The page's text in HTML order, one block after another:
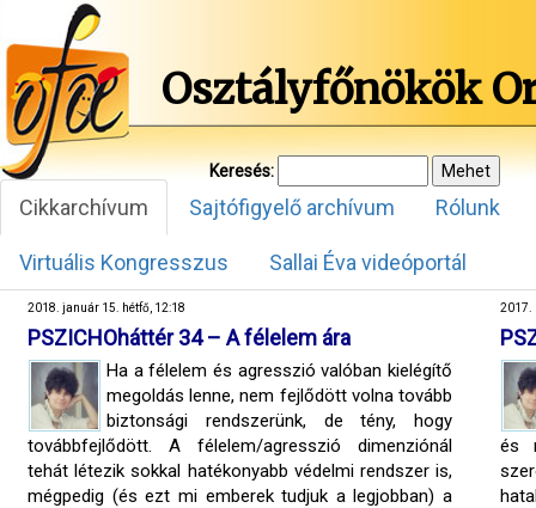
Osztályfőnökök
Keresés:
Cikkarchívum Sajtófigyelő archívum Rólunk
Virtuális Kongresszus Sallai Éva videóportál
2018. január 15. hétfő, 12:18
PSZICHOháttér 34 – A félelem ára
Ha a félelem és agresszió valóban kielégítő
megoldás lenne, nem fejlődött volna tovább
biztonsági rendszerünk, de tény, hogy
továbbfejlődött. A félelem/agresszió dimenziónál
tehát létezik sokkal hatékonyabb védelmi rendszer is,
mégpedig (és ezt mi emberek tudjuk a legjobban) a
2017.
és